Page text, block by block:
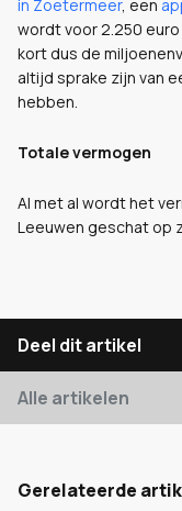
in Zoetermeer, een
wordt voor 2.250 euro
kort dus de
altijd sprake zijn van
hebben.
Totale vermogen
Al met al wordt het
Leeuwen geschat op
Deel dit artikel
Alle artikelen
Gerelateerde